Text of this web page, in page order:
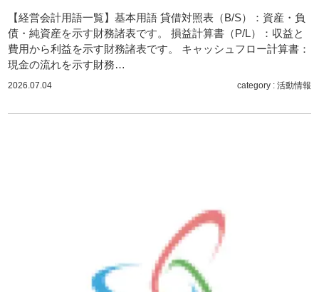
サイトマップ
【経営会計用語一覧】基本用語 貸借対照表（B/S）：資産・負
債・純資産を示す財務諸表です。 損益計算書（P/L）：収益と
費用から利益を示す財務諸表です。 キャッシュフロー計算書：
現金の流れを示す財務…
2026.07.04 category : 活動情報